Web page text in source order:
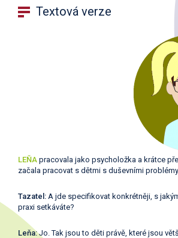
Textová verze
LEŇA pracovala jako psycholožka a krátce
začala pracovat s dětmi s duševními
Tazatel: A jde specifikovat konkrétněji, s
praxi setkáváte?
Leňa:Jo. Tak jsou to děti právě, které jsou